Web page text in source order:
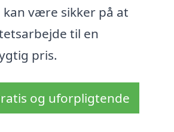
kan være sikker på at
til en
pris.
og uforpligtende